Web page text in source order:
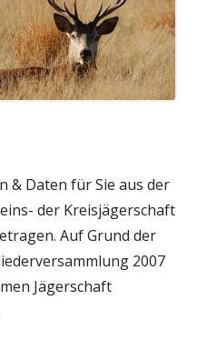
& Daten für Sie aus der
der Kreisjägerschaft
Auf Grund der
2007
Jägerschaft